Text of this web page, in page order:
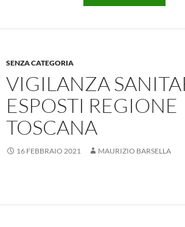
SENZA CATEGORIA
VIGILANZA
ESPOSTI REGIONE
TOSCANA
16 FEBBRAIO 2021 MAURIZIO BARSELLA